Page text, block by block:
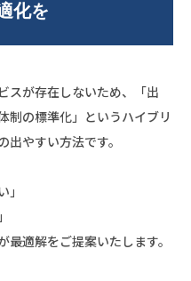
化を
スが存在しないため、「出
制の標準化」というハイブリ
やすい方法です。
適解をご提案いたします。